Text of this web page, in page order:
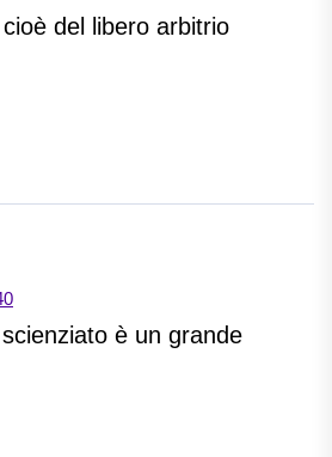
del libero arbitrio
è un grande